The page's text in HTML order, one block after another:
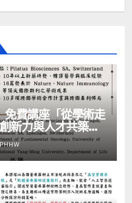
免費講座「從學術走
新力與⼈才共築的
PHHW